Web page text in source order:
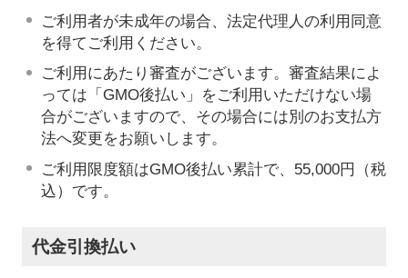
ご利用者が未成年の場合、法定代理人の利用同意
を得てご利用ください。
ご利用にあたり審査がございます。審査結果によ
っては「GMO後払い」をご利用いただけない場
合がございますので、その場合には別のお支払方
法へ変更をお願いします。
ご利用限度額はGMO後払い累計で、55,000円（税
込）です。
代金引換払い